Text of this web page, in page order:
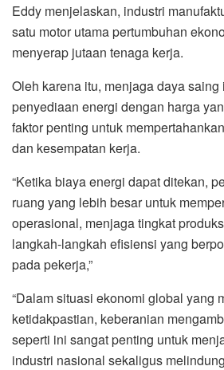
Eddy menjelaskan, industri
satu motor utama pertumbuhan
menyerap jutaan tenaga kerja.
Oleh karena itu, menjaga daya
penyediaan energi dengan harga
faktor penting untuk
dan kesempatan kerja.
“Ketika biaya energi dapat ditekan,
ruang yang lebih besar untuk
operasional, menjaga tingkat
langkah-langkah efisiensi yang
pada pekerja,”
“Dalam situasi ekonomi global yang
ketidakpastian, keberanian
seperti ini sangat penting untuk
industri nasional sekaligus